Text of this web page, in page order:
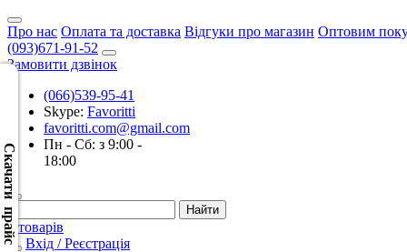
Про нас Оплата та доставка Відгуки про магазин Оптовим
(093)671-91-52
Замовити дзвінок
(066)539-95-41
Skype: Favoritti
favoritti.com@gmail.com
Пн - Сб: з 9:00 -
18:00
0 товарів
Вхід / Реєстрація
Скачати прайс
Скачать
XML
(Розн.)
Скачать
XML
(Опт)